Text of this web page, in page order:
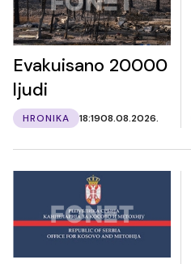
Evakuisano 20000
ljudi
HRONIKA 18:1908.08.2026.